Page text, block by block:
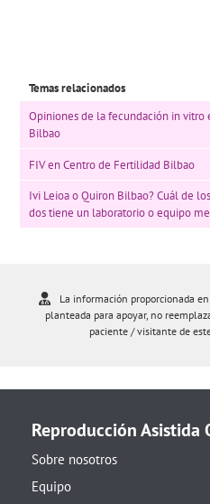
Temas relacionados
Opiniones de la fecundación in vitro
Bilbao
FIV en Centro de Fertilidad Bilbao
Ivi Leioa o Quiron Bilbao? Cuál de los
dos tiene un laboratorio o equipo
La información proporcionada
planteada para apoyar, no
paciente / visitante de
Reproducción Asistida
Sobre nosotros
Equipo